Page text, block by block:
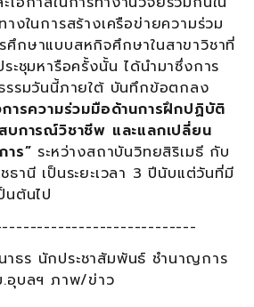
งในการสร้างเครือข่ายความร่วม
ศึกษาแบบสหกิจศึกษาในสาขาวิชาที่
ะชุมหารือครั้งนั้น ได้นำมาซึ่งการ
รรมวันนี้ภายใต้ บันทึกข้อตกลง
การความร่วมมือด้านการฝึกปฏิบัติ
บการณ์วิชาชีพ และแลกเปลี่ยน
าร” ระหว่างสถาบันวิทยสิริเมธี กับ
ธานี เป็นระยะเวลา 3 ปีนับแต่วันที่มี
นต้นไป
ธร นักประชาสัมพันธ์ ชำนาญการ
.อุบลฯ ภาพ/ข่าว